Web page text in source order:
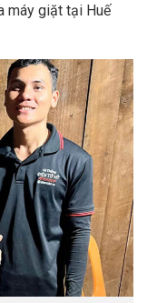
máy giặt tại Huế